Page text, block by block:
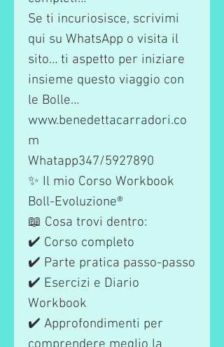
Se ti incuriosisce, scrivimi
qui su WhatsApp o visita il
sito… ti aspetto per iniziare
insieme questo viaggio con
le Bolle…
www.benedettacarradori.co
m
Whatapp347/5927890
✨ Il mio Corso Workbook
Boll-Evoluzione®
📖 Cosa trovi dentro:
✔️ Corso completo
✔️ Parte pratica passo-passo
✔️ Esercizi e Diario
Workbook
✔️ Approfondimenti per